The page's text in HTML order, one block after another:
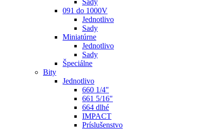
Sady
091 do 1000V
Jednotlivo
Sady
Miniatúrne
Jednotlivo
Sady
Špeciálne
Bity
Jednotlivo
660 1/4"
661 5/16"
664 dlhé
IMPACT
Príslušenstvo